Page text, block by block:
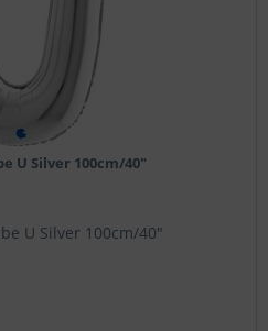
U Silver 100cm/40"
U Silver 100cm/40"